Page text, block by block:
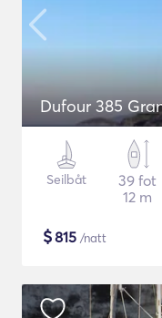
Dufour 385
Seilbåt
39 fot
12 m
$815 /natt